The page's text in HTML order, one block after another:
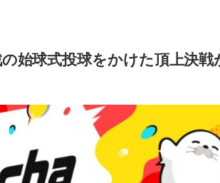
始球式投球をかけた頂上決戦